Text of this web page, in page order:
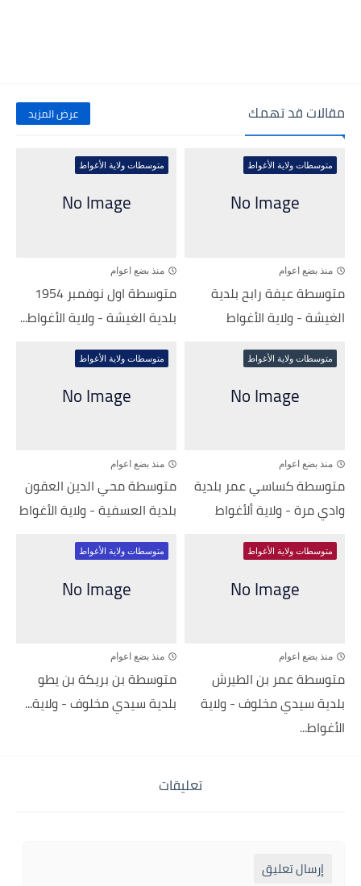
مقالات قد تهمك عرض المزيد
متوسطات ولاية الأغواط
منذ بضع اعوام
متوسطة عيفة رابح بلدية
الغيشة - ولاية الأغواط
متوسطات ولاية الأغواط
منذ بضع اعوام
متوسطة اول نوفمبر 1954
بلدية الغيشة - ولاية الأغواط...
متوسطات ولاية الأغواط
منذ بضع اعوام
متوسطة كساسي عمر بلدية
وادي مرة - ولاية ألأغواط
متوسطات ولاية الأغواط
منذ بضع اعوام
متوسطة محي الدين العقون
بلدية العسفية - ولاية الأغواط
متوسطات ولاية الأغواط
منذ بضع اعوام
متوسطة عمر بن الطيرش
بلدية سيدي مخلوف - ولاية
الأغواط...
متوسطات ولاية الأغواط
منذ بضع اعوام
متوسطة بن بريكة بن يطو
بلدية سيدي مخلوف - ولاية...
تعليقات
إرسال تعليق